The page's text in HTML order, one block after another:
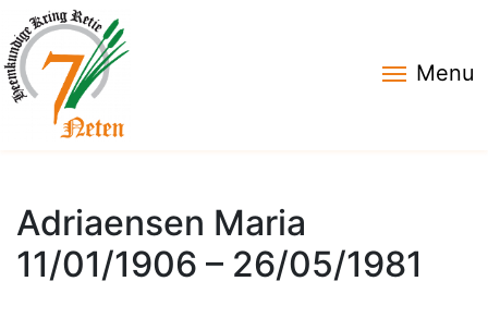
Menu
Adriaensen Maria
11/01/1906 – 26/05/1981